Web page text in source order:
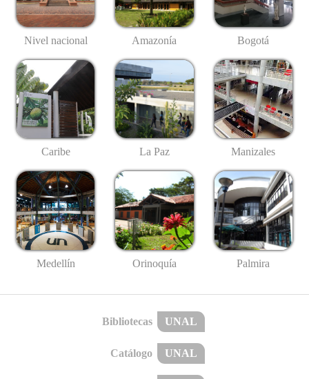
Nivel nacional Amazonía Bogotá
Caribe La Paz Manizales
Medellín Orinoquía Palmira
Bibliotecas UNAL
Catálogo UNAL